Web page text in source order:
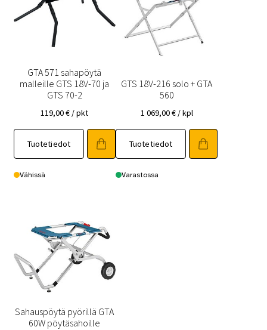
GTA 571 sahapöytä
malleille GTS 18V-70 ja
GTS 70-2
119,00€ / pkt
Tuotetiedot
Vähissä
GTS 18V-216 solo + GTA
560
1 069,00€ / kpl
Tuotetiedot
Varastossa
Sahauspöytä pyörillä GTA
60W pöytäsahoille